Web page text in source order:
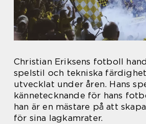
Christian Eriksens fotboll
spelstil och tekniska
utvecklat under åren. Hans
kännetecknande för hans
han är en mästare på att
för sina lagkamrater.